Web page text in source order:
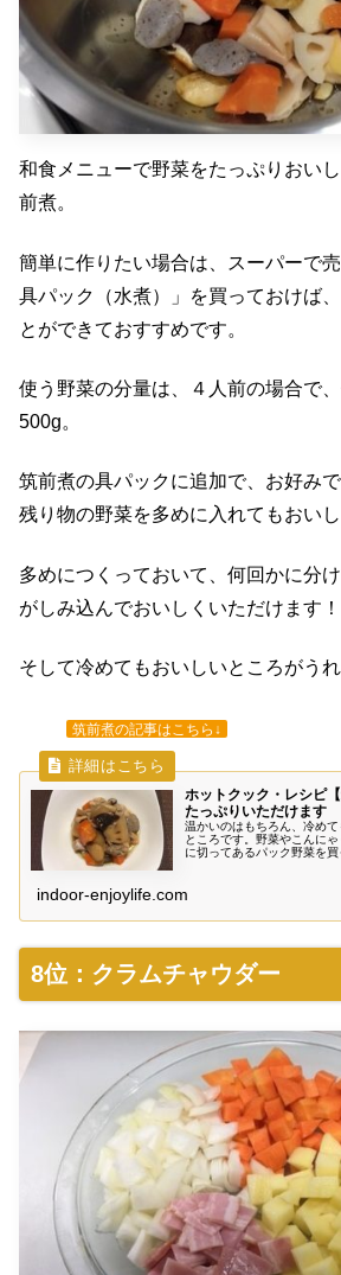
和食メニューで野菜をたっぷりおい
前煮。
簡単に作りたい場合は、スーパーで
具パック（水煮）」を買っておけば
とができておすすめです。
使う野菜の分量は、４人前の場合で
500g。
筑前煮の具パックに追加で、お好み
残り物の野菜を多めに入れてもおいし
多めにつくっておいて、何回かに分
がしみ込んでおいしくいただけます！
そして冷めてもおいしいところがうれ
筑前煮の記事はこちら↓
ホットクック・レシピ
たっぷりいただけます
温かいのはもちろん、冷め
ところです。野菜やこんに
に切ってあるパック野菜を
indoor-enjoylife.com
8位：クラムチャウダー